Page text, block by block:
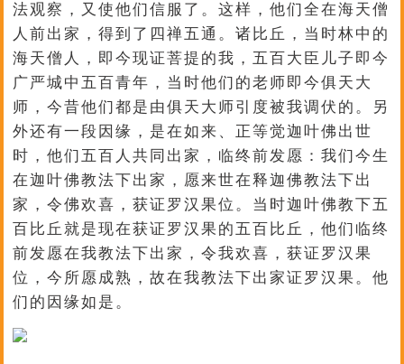
法观察，又使他们信服了。这样，他们全在海天僧
人前出家，得到了四禅五通。诸比丘，当时林中的
海天僧人，即今现证菩提的我，五百大臣儿子即今
广严城中五百青年，当时他们的老师即今俱天大
师，今昔他们都是由俱天大师引度被我调伏的。另
外还有一段因缘，是在如来、正等觉迦叶佛出世
时，他们五百人共同出家，临终前发愿：我们今生
在迦叶佛教法下出家，愿来世在释迦佛教法下出
家，令佛欢喜，获证罗汉果位。当时迦叶佛教下五
百比丘就是现在获证罗汉果的五百比丘，他们临终
前发愿在我教法下出家，令我欢喜，获证罗汉果
位，今所愿成熟，故在我教法下出家证罗汉果。他
们的因缘如是。